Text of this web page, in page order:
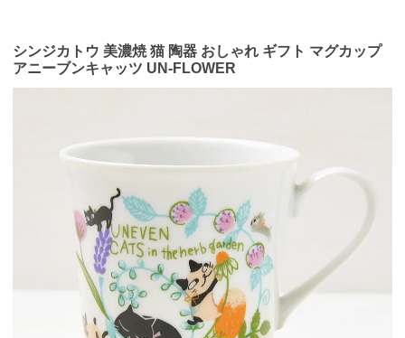
シンジカトウ 美濃焼 猫 陶器 おしゃれ ギフト マグカップ
アニーブンキャッツ UN-FLOWER